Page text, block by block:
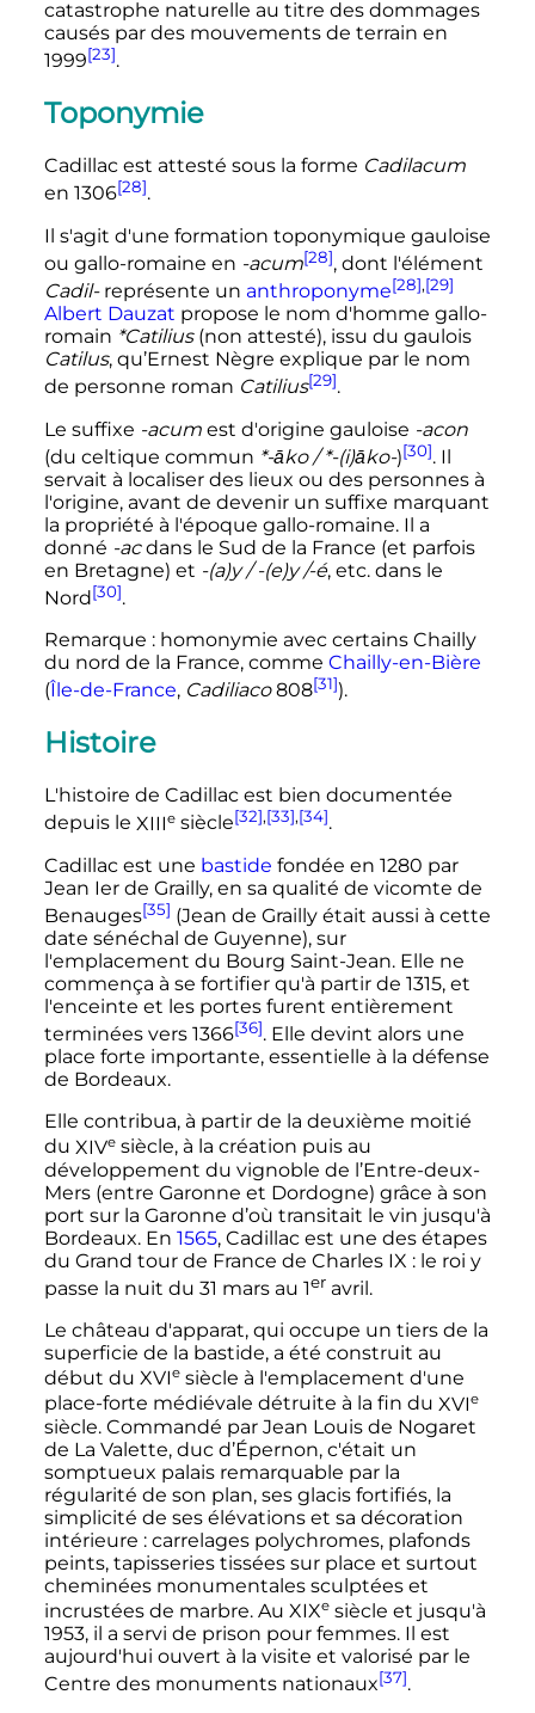
catastrophe naturelle au titre des dommages
causés par des mouvements de terrain en
1999[23].
Toponymie
Cadillac est attesté sous la forme Cadilacum
en 1306[28].
Il s'agit d'une formation toponymique gauloise
ou gallo-romaine en -acum[28], dont l'élément
Cadil-représente un anthroponyme[28],[29]
Albert Dauzat propose le nom d'homme gallo-
romain *Catilius(non attesté), issu du gaulois
Catilus, qu’Ernest Nègre explique par le nom
de personne roman Catilius[29].
Le suffixe -acumest d'origine gauloise -acon
(du celtique commun *-āko / *-(i)āko-)[30]. Il
servait à localiser des lieux ou des personnes à
l'origine, avant de devenir un suffixe marquant
la propriété à l'époque gallo-romaine. Il a
donné -acdans le Sud de la France (et parfois
en Bretagne) et -(a)y / -(e)y /-é, etc. dans le
Nord[30].
Remarque : homonymie avec certains Chailly
du nord de la France, comme Chailly-en-Bière
(Île-de-France, Cadiliaco808[31]).
Histoire
L'histoire de Cadillac est bien documentée
depuis le XIIIe siècle[32],[33],[34].
Cadillac est une bastide fondée en 1280 par
Jean Ier de Grailly, en sa qualité de vicomte de
Benauges[35] (Jean de Grailly était aussi à cette
date sénéchal de Guyenne), sur
l'emplacement du Bourg Saint-Jean. Elle ne
commença à se fortifier qu'à partir de 1315, et
l'enceinte et les portes furent entièrement
terminées vers 1366[36]. Elle devint alors une
place forte importante, essentielle à la défense
de Bordeaux.
Elle contribua, à partir de la deuxième moitié
du XIVe siècle, à la création puis au
développement du vignoble de l’Entre-deux-
Mers (entre Garonne et Dordogne) grâce à son
port sur la Garonne d’où transitait le vin jusqu'à
Bordeaux. En 1565, Cadillac est une des étapes
du Grand tour de France de Charles IX : le roi y
passe la nuit du 31 mars au 1eravril.
Le château d'apparat, qui occupe un tiers de la
superficie de la bastide, a été construit au
début du XVIe siècle à l'emplacement d'une
place-forte médiévale détruite à la fin du XVIe
siècle. Commandé par Jean Louis de Nogaret
de La Valette, duc d’Épernon, c'était un
somptueux palais remarquable par la
régularité de son plan, ses glacis fortifiés, la
simplicité de ses élévations et sa décoration
intérieure : carrelages polychromes, plafonds
peints, tapisseries tissées sur place et surtout
cheminées monumentales sculptées et
incrustées de marbre. Au XIXe siècle et jusqu'à
1953, il a servi de prison pour femmes. Il est
aujourd'hui ouvert à la visite et valorisé par le
Centre des monuments nationaux[37].